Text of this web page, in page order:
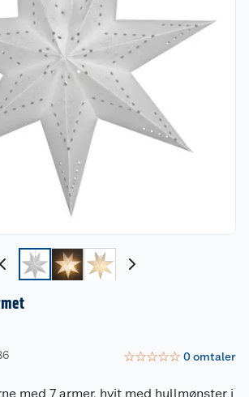
☆☆☆☆☆ 0omtaler
med 7 armer, hvit med hullmønster i